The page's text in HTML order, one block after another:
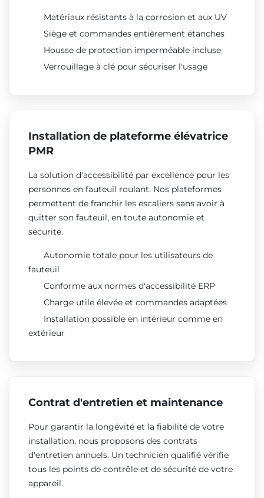
Matériaux résistants à la corrosion et aux UV
Siège et commandes entièrement étanches
Housse de protection imperméable incluse
Verrouillage à clé pour sécuriser l'usage
Installation de plateforme élévatrice
PMR
La solution d'accessibilité par excellence pour les
personnes en fauteuil roulant. Nos plateformes
permettent de franchir les escaliers sans avoir à
quitter son fauteuil, en toute autonomie et
sécurité.
Autonomie totale pour les utilisateurs de
fauteuil
Conforme aux normes d'accessibilité ERP
Charge utile élevée et commandes adaptées
Installation possible en intérieur comme en
extérieur
Contrat d'entretien et maintenance
Pour garantir la longévité et la fiabilité de votre
installation, nous proposons des contrats
d'entretien annuels. Un technicien qualifié vérifie
tous les points de contrôle et de sécurité de votre
appareil.